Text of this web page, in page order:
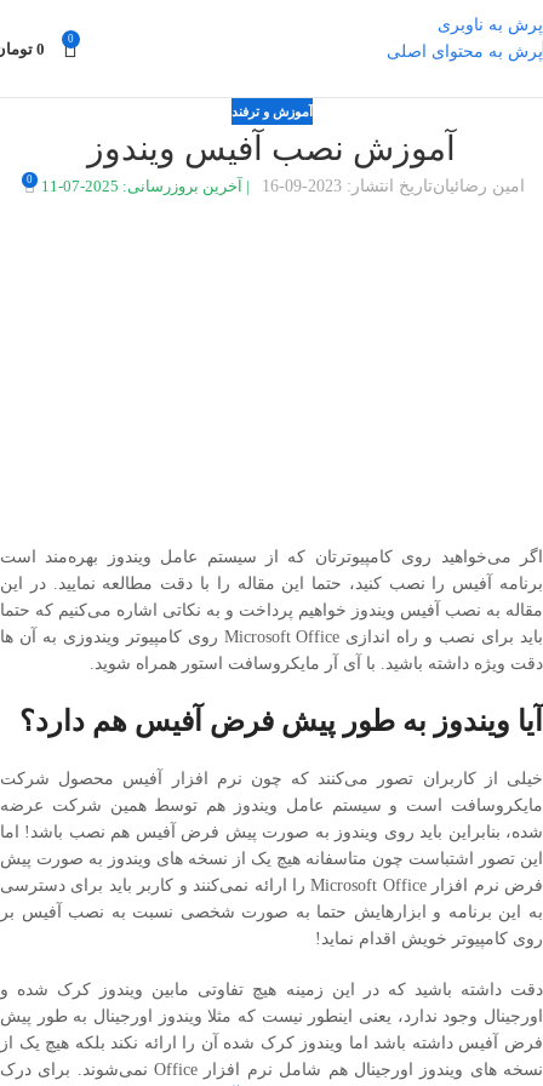
پرش به ناوبری
پرش به محتوای اصلی
0
0
آموزش و ترفند
آموزش نصب آفیس ویندوز
امین رضائیانتاریخ انتشار: 2023-09-16 آخرین بروزرسانی: 2025-07-11 0
اگر می‌خواهید روی کامپیوترتان که از سیستم عامل ویندوز بهره‌مند است
برنامه آفیس را نصب کنید، حتما این مقاله را با دقت مطالعه نمایید. در این
مقاله به نصب آفیس ویندوز خواهیم پرداخت و به نکاتی اشاره می‌کنیم که حتما
باید برای نصب و راه اندازی Microsoft Office روی کامپیوتر ویندوزی به آن ها
دقت ویژه داشته باشید. با آی آر مایکروسافت استور همراه شوید.
آیا ویندوز به طور پیش فرض آفیس هم دارد؟
خیلی از کاربران تصور می‌کنند که چون نرم افزار آفیس محصول شرکت
مایکروسافت است و سیستم عامل ویندوز هم توسط همین شرکت عرضه
شده، بنابراین باید روی ویندوز به صورت پیش فرض آفیس هم نصب باشد! اما
این تصور اشتباست چون متاسفانه هیچ یک از نسخه های ویندوز به صورت پیش
فرض نرم افزار Microsoft Office را ارائه نمی‌کنند و کاربر باید برای دسترسی
به این برنامه و ابزارهایش حتما به صورت شخصی نسبت به نصب آفیس بر
روی کامپیوتر خویش اقدام نماید!
دقت داشته باشید که در این زمینه هیچ تفاوتی مابین ویندوز کرک شده و
اورجینال وجود ندارد، یعنی اینطور نیست که مثلا ویندوز اورجینال به طور پیش
فرض آفیس داشته باشد اما ویندوز کرک شده آن را ارائه نکند بلکه هیچ یک از
نسخه های ویندوز اورجینال هم شامل نرم افزار Office نمی‌شوند. برای درک